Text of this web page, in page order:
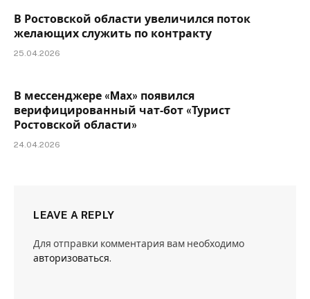
В Ростовской области увеличился поток
желающих служить по контракту
25.04.2026
В мессенджере «Max» появился
верифицированный чат‑бот «Турист
Ростовской области»
24.04.2026
LEAVE A REPLY
Для отправки комментария вам необходимо
авторизоваться.